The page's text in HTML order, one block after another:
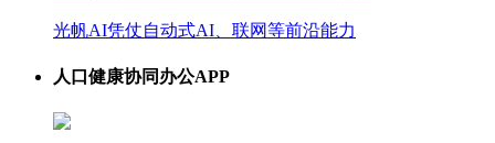
光帆AI凭仗自动式AI、联网等前沿能力
人口健康协同办公APP